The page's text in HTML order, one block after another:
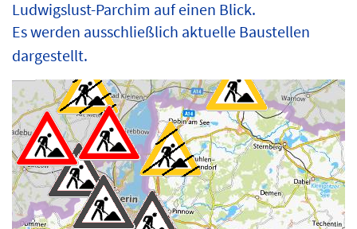
Ludwigslust-Parchim auf einen Blick.
Es werden ausschließlich aktuelle Baustellen
dargestellt.